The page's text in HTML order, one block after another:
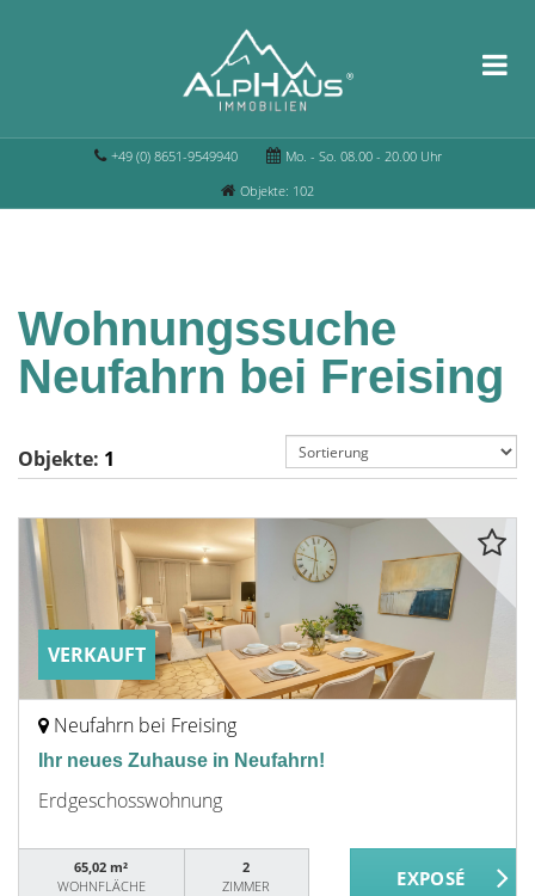
+49 (0) 8651-9549940
Mo. - So. 08.00 - 20.00 Uhr
Objekte: 102
Wohnungssuche
Neufahrn bei Freising
Objekte: 1
VERKAUFT
Neufahrn bei Freising
Ihr neues Zuhause in Neufahrn!
Erdgeschosswohnung
65,02 m²
WOHNFLÄCHE
2
ZIMMER